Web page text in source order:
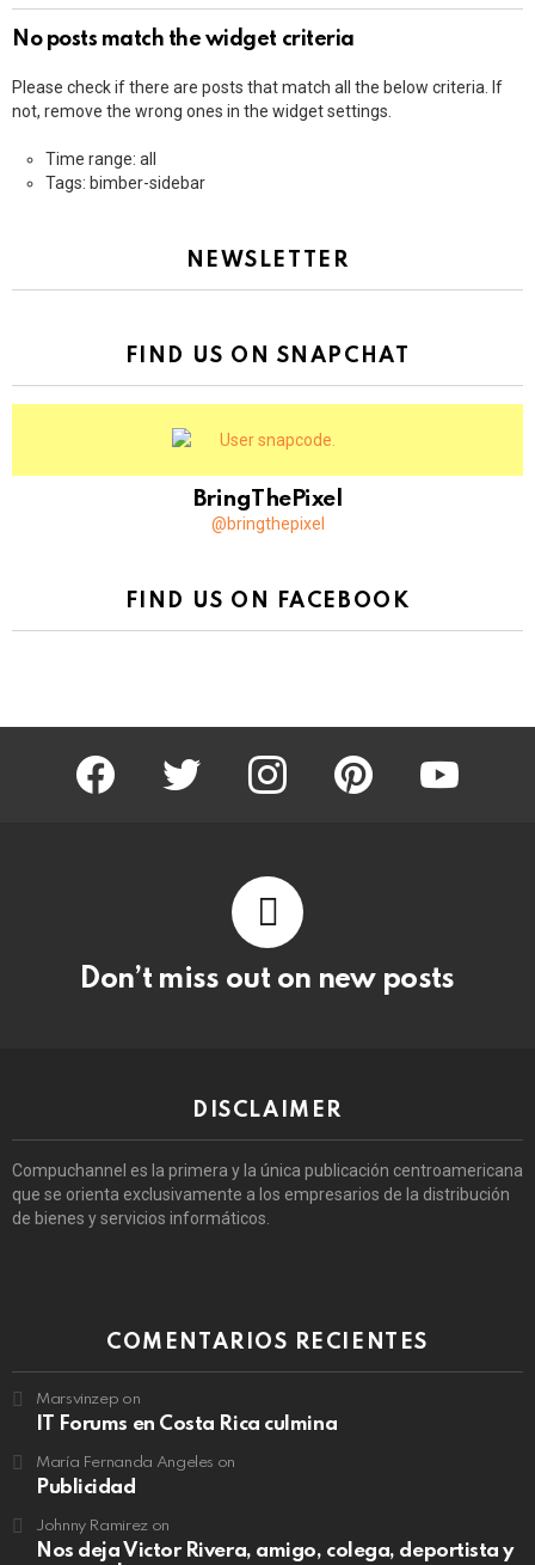
No posts match the widget criteria
Please check if there are posts that match all the below criteria. If
not, remove the wrong ones in the widget settings.
Time range: all
Tags: bimber-sidebar
NEWSLETTER
FIND US ON SNAPCHAT
BringThePixel
@bringthepixel
FIND US ON FACEBOOK
facebook twitter instagram pinterest youtube
Don’t miss out on new posts
DISCLAIMER
Compuchannel es la primera y la única publicación centroamericana
que se orienta exclusivamente a los empresarios de la distribución
de bienes y servicios informáticos.
COMENTARIOS RECIENTES
Marsvinzep on
IT Forums en Costa Rica culmina
María Fernanda Angeles on
Publicidad
Johnny Ramirezon
Nos deja Victor Rivera, amigo, colega, deportista y